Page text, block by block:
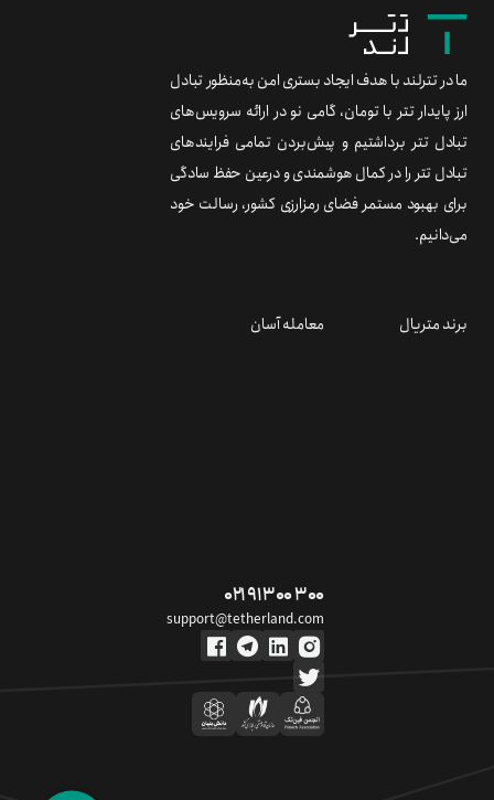
ما در تترلند با هدف ایجاد بستری امن به‌منظور تبادل
ارز پایدار تتر با تومان، گامی نو در ارائه سرویس‌های
تبادل تتر برداشتیم و پیش‌بردن تمامی فرایندهای
تبادل تتر را در کمال هوشمندی و درعین حفظ سادگی
برای بهبود مستمر فضای رمزارزی کشور، رسالت خود
می‌دانیم.
برند متریال معامله آسان
۰۲۱ ۹۱ ۳۰۰ ۳۰۰
support@tetherland.com